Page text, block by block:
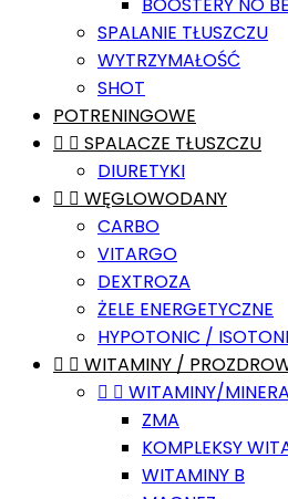
SPALANIE TŁUSZCZU
WYTRZYMAŁOŚĆ
SHOT
POTRENINGOWE
  SPALACZE TŁUSZCZU
DIURETYKI
  WĘGLOWODANY
CARBO
VITARGO
DEXTROZA
ŻELE ENERGETYCZNE
HYPOTONIC /
  WITAMINY /
  WITAMINY/
ZMA
KOMPLEKSY
WITAMINY B